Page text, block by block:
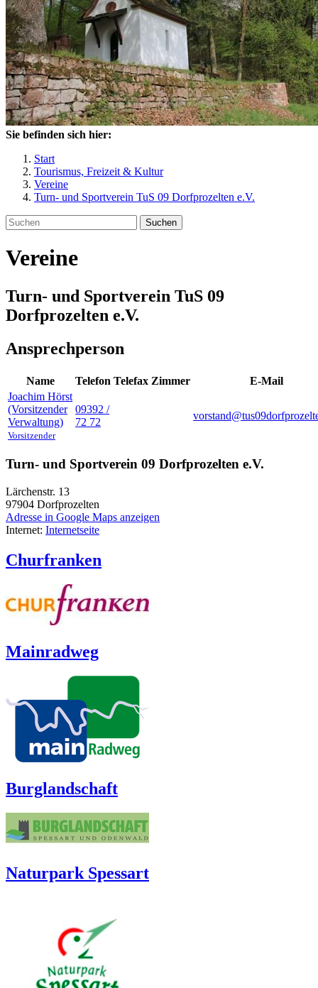
Sie befinden sich hier:
Start
Tourismus, Freizeit & Kultur
Vereine
Turn- und Sportverein TuS 09 Dorfprozelten e.V.
Suchen
Vereine
Turn- und Sportverein TuS 09
Dorfprozelten e.V.
Ansprechperson
Name Telefon Telefax Zimmer
E-Mail
Joachim Hörst
(Vorsitzender
Verwaltung)
Vorsitzender
09392 /
72 72
Turn- und Sportverein 09 Dorfprozelten e.V.
Lärchenstr. 13
97904 Dorfprozelten
Adresse in Google Maps anzeigen
Internet: Internetseite
Churfranken
Mainradweg
Burglandschaft
Naturpark Spessart